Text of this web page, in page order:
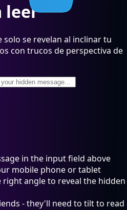
leer
solo se revelan al inclinar tu
con trucos de perspectiva de
in the input field above
mobile phone or tablet
right angle to reveal the hidden
- they'll need to tilt to read